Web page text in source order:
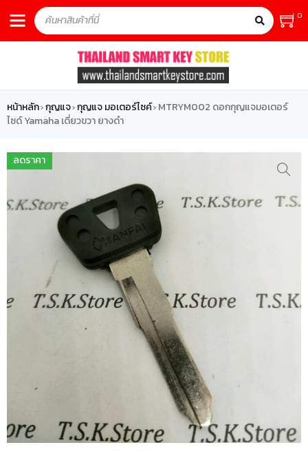
0
หน้าหลัก›กุญแจ›กุญแจ มอเตอร์ไซค์› MTRYM002 ดอกกุญแจมอเตอร์
ไซด์ Yamaha เดี่ยวขวา ยางดำ
ลดราคา